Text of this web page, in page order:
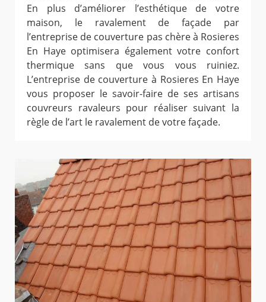
En plus d’améliorer l’esthétique de votre
maison, le ravalement de façade par
l’entreprise de couverture pas chère à Rosieres
En Haye optimisera également votre confort
thermique sans que vous vous ruiniez.
L’entreprise de couverture à Rosieres En Haye
vous proposer le savoir-faire de ses artisans
couvreurs ravaleurs pour réaliser suivant la
règle de l’art le ravalement de votre façade.